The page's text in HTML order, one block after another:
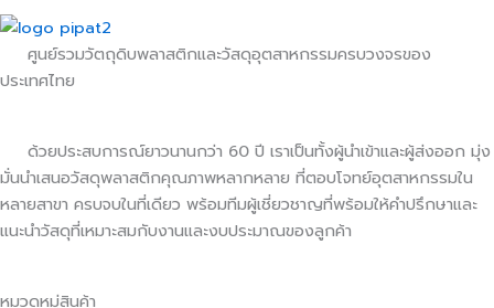
ศูนย์รวมวัตถุดิบพลาสติกและวัสดุอุตสาหกรรมครบวงจรของ
ประเทศไทย
ด้วยประสบการณ์ยาวนานกว่า 60 ปี เราเป็นทั้งผู้นำเข้าและผู้ส่งออก มุ่ง
มั่นนำเสนอวัสดุพลาสติกคุณภาพหลากหลาย ที่ตอบโจทย์อุตสาหกรรมใน
หลายสาขา ครบจบในที่เดียว พร้อมทีมผู้เชี่ยวชาญที่พร้อมให้คำปรึกษาและ
แนะนำวัสดุที่เหมาะสมกับงานและงบประมาณของลูกค้า
หมวดหมู่สินค้า